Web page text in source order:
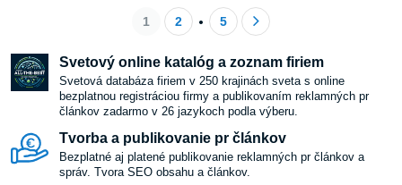
1 2 5
Svetový online katalóg a zoznam firiem
Svetová databáza firiem v 250 krajinách sveta s online
bezplatnou registráciou firmy a publikovaním reklamných pr
článkov zadarmo v 26 jazykoch podla výberu.
Tvorba a publikovanie pr článkov
Bezplatné aj platené publikovanie reklamných pr článkov a
správ. Tvora SEO obsahu a článkov.